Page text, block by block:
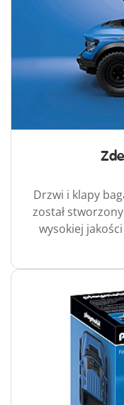
Drzwi i klapy
został
wysokiej